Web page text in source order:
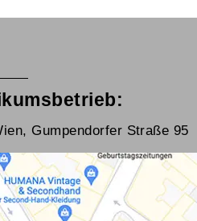
Gumpendorfer Straße 95